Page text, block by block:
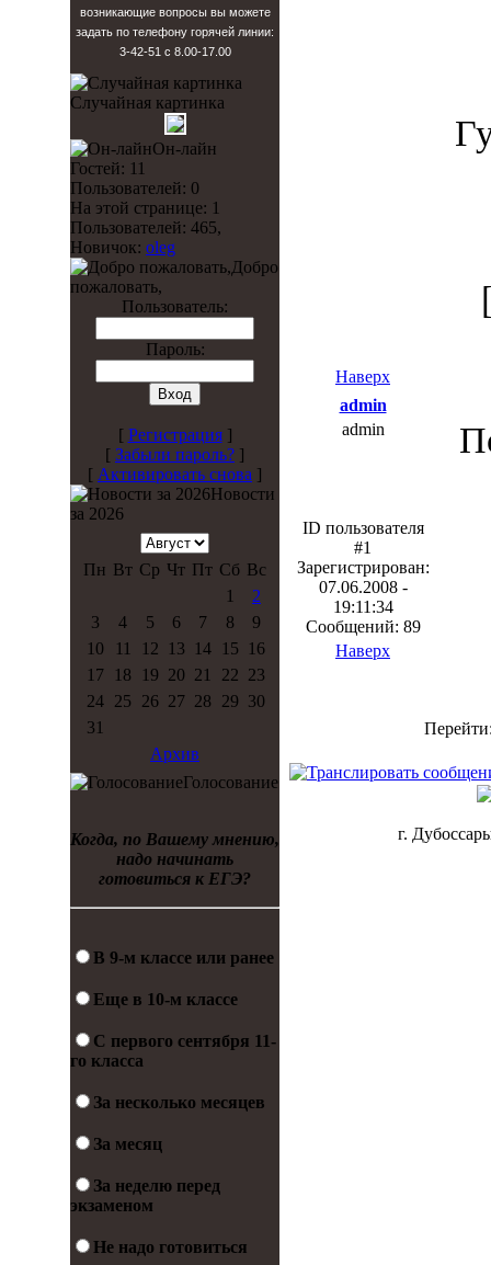
возникающие вопросы вы можете
задать по телефону горячей линии:
3-42-51 с 8.00-17.00
Случайная картинка
Он-лайн
Гостей: 11
Пользователей: 0
На этой странице: 1
Пользователей: 465,
Новичок: oleg
Добро
пожаловать,
Пользователь:
Пароль:
[ Регистрация]
[ Забыли пароль? ]
[ Активировать снова ]
Новости
за 2026
Пн Вт Ср Чт Пт Сб Вс
1
2
3
4 5 6 7 8
9
10
11 12 13 14 15
16
17
18 19 20 21 22 23
24
25 26 27 28 29 30
31
Архив
Голосование
Когда, по Вашему мнению,
надо начинать
готовиться к ЕГЭ?
В 9-м классе или ранее
Еще в 10-м классе
С первого сентября 11-
го класса
За несколько месяцев
За месяц
За неделю перед
экзаменом
Не надо готовиться
Наверх
admin
admin
ID пользователя
#1
Зарегистрирован:
07.06.2008 -
19:11:34
Сообщений: 89
Наверх
г.